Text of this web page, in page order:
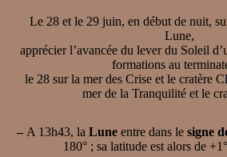
Le 28 et le 29 juin, en début de nuit,
Lune,
apprécier l’avancée du lever du Soleil
formations au
le 28 sur la mer des Crise et le cratère
mer de la Tranquilité et le
– A 13h43, la Lune entre dans le signe
180° ; sa latitude est alors de